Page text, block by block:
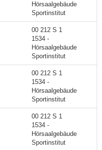
Hörsaalgebäude
Sportinstitut
00 212 S 1
1534 -
Hörsaalgebäude
Sportinstitut
00 212 S 1
1534 -
Hörsaalgebäude
Sportinstitut
00 212 S 1
1534 -
Hörsaalgebäude
Sportinstitut